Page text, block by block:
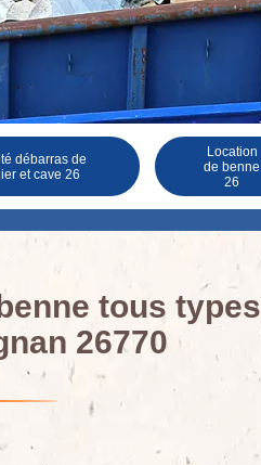
débarras de
et cave 26
Location
de benne
26
tous types
26770